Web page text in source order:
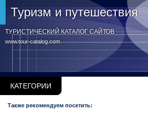
www.tour-catalog.com
Туризм и путешествия
ТУРИСТИЧЕСКИЙ КАТАЛОГ САЙТОВ
КАТЕГОРИИ
Также рекомендуем посетить: